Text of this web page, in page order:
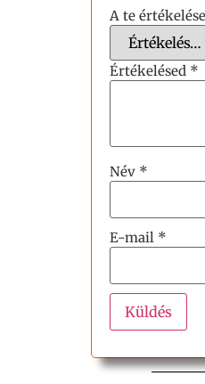
A te
Értékelésed *
Név *
E-mail *